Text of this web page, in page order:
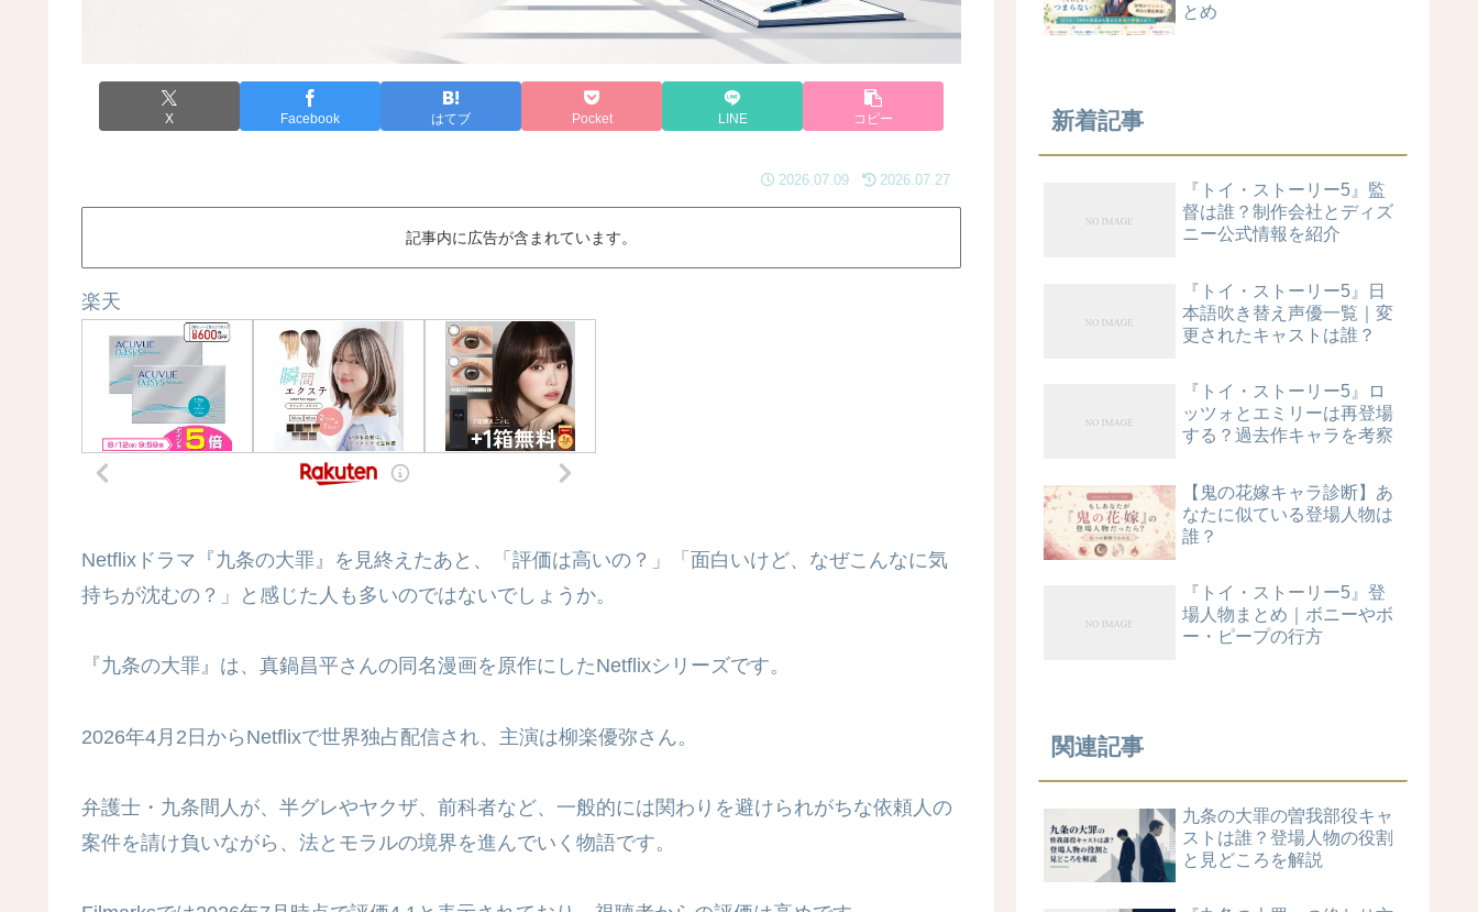
X Facebook はてブ Pocket LINE コピー
2026.07.09 2026.07.27
記事内に広告が含まれています。
楽天
Netflixドラマ『九条の大罪』を見終えたあと、「評価は高いの？」「面白いけど、なぜこんなに気
持ちが沈むの？」と感じた人も多いのではないでしょうか。
『九条の大罪』は、真鍋昌平さんの同名漫画を原作にしたNetflixシリーズです。
2026年4月2日からNetflixで世界独占配信され、主演は柳楽優弥さん。
弁護士・九条間人が、半グレやヤクザ、前科者など、一般的には関わりを避けられがちな依頼人の
案件を請け負いながら、法とモラルの境界を進んでいく物語です。
とめ
新着記事
『トイ・ストーリー5』監
督は誰？制作会社とディズ
ニー公式情報を紹介
『トイ・ストーリー5』日
本語吹き替え声優一覧｜変
更されたキャストは誰？
『トイ・ストーリー5』ロ
ッツォとエミリーは再登場
する？過去作キャラを考察
【鬼の花嫁キャラ診断】あ
なたに似ている登場人物は
誰？
『トイ・ストーリー5』登
場人物まとめ｜ボニーやボ
ー・ピープの行方
関連記事
九条の大罪の曽我部役キャ
ストは誰？登場人物の役割
と見どころを解説